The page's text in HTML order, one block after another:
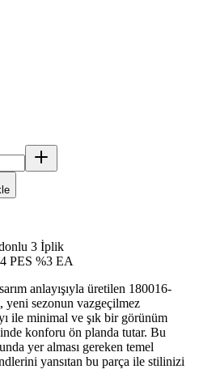
3 İplik
PES %3 EA
anlayışıyla üretilen 180016-
yeni sezonun vazgeçilmez
ile minimal ve şık bir görünüm
konforu ön planda tutar. Bu
yer alması gereken temel
yansıtan bu parça ile stilinizi